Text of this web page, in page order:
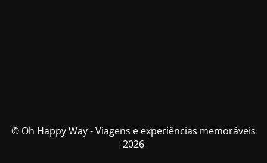
© Oh Happy Way - Viagens e experiências memoráveis
2026